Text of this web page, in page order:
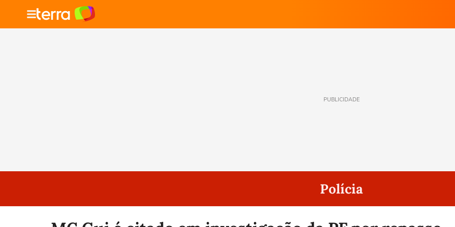
PUBLICIDADE
Polícia